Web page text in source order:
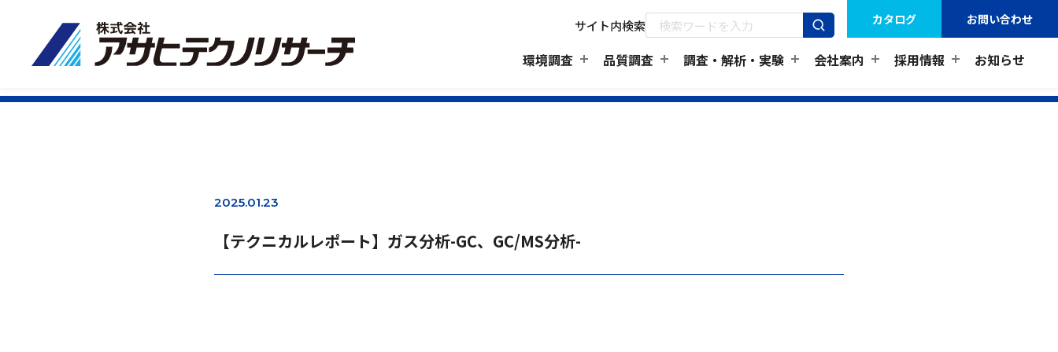
サイト内検索 カタログ お問い合わせ
環境調査 品質調査 調査・解析・実験 会社案内 採用情報 お知らせ
2025.01.23
【テクニカルレポート】ガス分析-GC、GC/MS分析-